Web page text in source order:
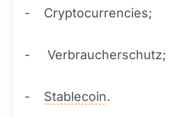
- Cryptocurrencies;
- Verbraucherschutz;
- Stablecoin.